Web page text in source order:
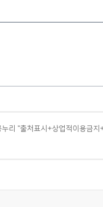
리 "출처표시+상업적이용금지